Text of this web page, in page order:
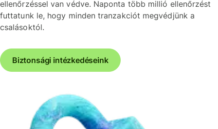
ellenőrzéssel van védve. Naponta több millió ellenőrzést
futtatunk le, hogy minden tranzakciót megvédjünk a
csalásoktól.
Biztonsági intézkedéseink